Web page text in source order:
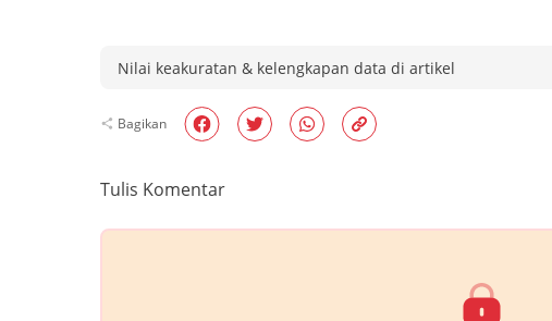
Nilai keakuratan & kelengkapan data di artikel
Bagikan
Tulis Komentar